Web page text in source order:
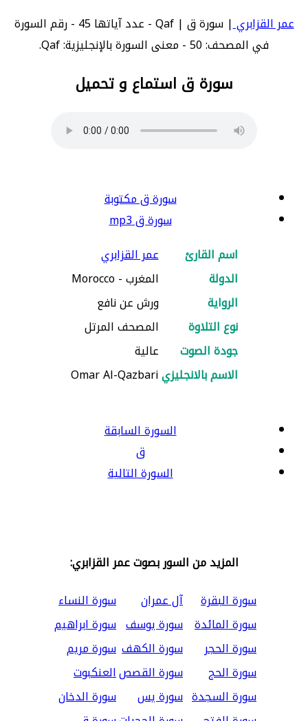
عمر القزابري
| سورة ق | Qaf - عدد آياتها 45 - رقم السورة
في المصحف: 50 - معنى السورة بالإنجليزية: Qaf.
سورة ق استماع و تحميل
سورة ق مكتوبة
سورة ق mp3
اسم القارئ
عمر القزابري
الدولة
المغرب - Morocco
الرواية
ورش عن نافع
نوع التلاوة
المصحف المرتل
جودة الصوت
عالية
الاسم بالانجليزيOmar Al-Qazbari
السورة السابقة
ق
السورة التالية
المزيد من السور بصوت عمر القزابري:
سورة البقرة
آل عمران
سورة النساء
سورة المائدة سورة يوسف سورة ابراهيم
سورة الحجر
سورة الكهف سورة مريم
سورة الحج
سورة القصصالعنكبوت
سورة السجدة سورة يس
سورة الدخان